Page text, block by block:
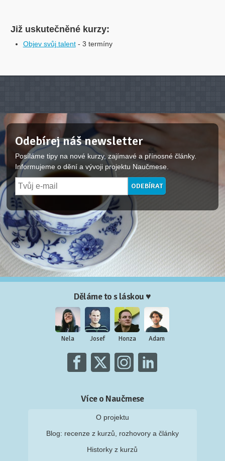
Již uskutečněné kurzy:
Objev svůj talent - 3 termíny
Odebírej náš newsletter
Posíláme tipy na nové kurzy, zajímavé a přínosné články.
Informujeme o dění a vývoji projektu Naučmese.
Děláme to s láskou ♥
Nela Josef Honza Adam
Více o Naučmese
O projektu
Blog: recenze z kurzů, rozhovory a články
Historky z kurzů